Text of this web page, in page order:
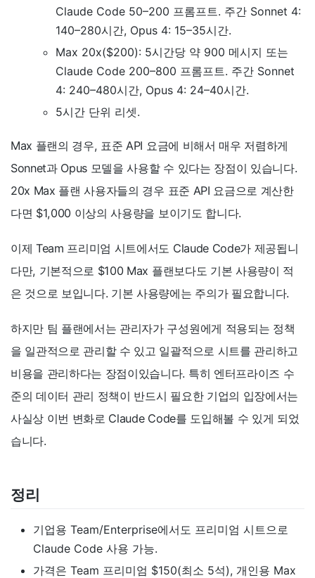
Claude Code 50–200 프롬프트. 주간 Sonnet 4:
140–280시간, Opus 4: 15–35시간.
Max 20x($200): 5시간당 약 900 메시지 또는
Claude Code 200–800 프롬프트. 주간 Sonnet
4: 240–480시간, Opus 4: 24–40시간.
5시간 단위 리셋.
Max 플랜의 경우, 표준 API 요금에 비해서 매우 저렴하게
Sonnet과 Opus 모델을 사용할 수 있다는 장점이 있습니다.
20x Max 플랜 사용자들의 경우 표준 API 요금으로 계산한
다면 $1,000 이상의 사용량을 보이기도 합니다.
이제 Team 프리미엄 시트에서도 Claude Code가 제공됩니
다만, 기본적으로 $100 Max 플랜보다도 기본 사용량이 적
은 것으로 보입니다. 기본 사용량에는 주의가 필요합니다.
하지만 팀 플랜에서는 관리자가 구성원에게 적용되는 정책
을 일관적으로 관리할 수 있고 일괄적으로 시트를 관리하고
비용을 관리하다는 장점이있습니다. 특히 엔터프라이즈 수
준의 데이터 관리 정책이 반드시 필요한 기업의 입장에서는
사실상 이번 변화로 Claude Code를 도입해볼 수 있게 되었
습니다.
정리
기업용 Team/Enterprise에서도 프리미엄 시트으로
Claude Code 사용 가능.
가격은 Team 프리미엄 $150(최소 5석), 개인용 Max